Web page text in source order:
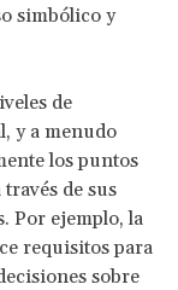
simbólico y
de
y a menudo
los puntos
de sus
Por ejemplo, la
requisitos para
sobre